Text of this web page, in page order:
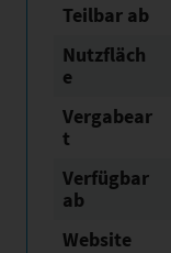
Teilbar ab
Nutzfläch
e
Vergabear
t
Verfügbar
ab
Website